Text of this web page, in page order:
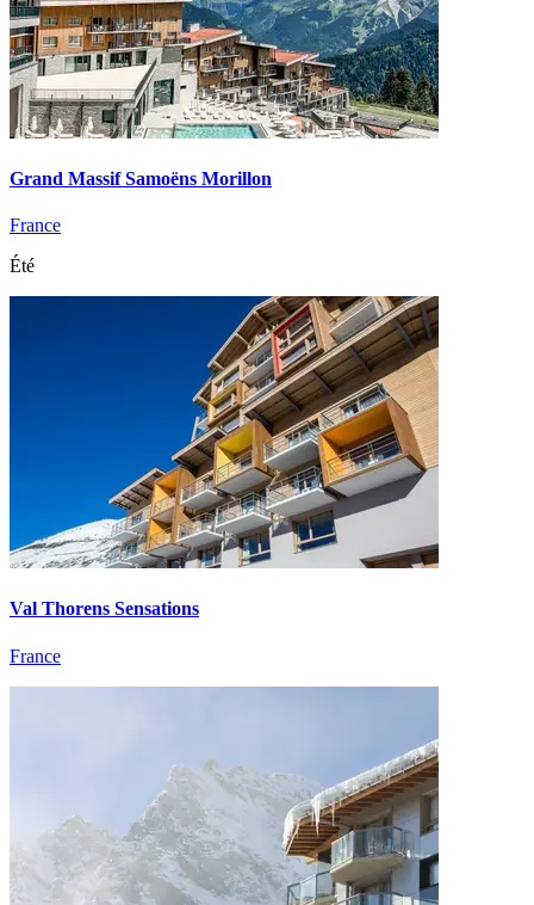
Grand Massif Samoëns Morillon
France
Été
Val Thorens Sensations
France